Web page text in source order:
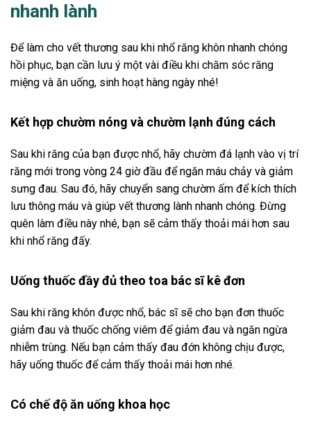
nhanh lành
Để làm cho vết thương sau khi nhổ răng khôn nhanh chóng
hồi phục, bạn cần lưu ý một vài điều khi chăm sóc răng
miệng và ăn uống, sinh hoạt hàng ngày nhé!
Kết hợp chườm nóng và chườm lạnh đúng cách
Sau khi răng của bạn được nhổ, hãy chườm đá lạnh vào vị trí
răng mới trong vòng 24 giờ đầu để ngăn máu chảy và giảm
sưng đau. Sau đó, hãy chuyển sang chườm ấm để kích thích
lưu thông máu và giúp vết thương lành nhanh chóng. Đừng
quên làm điều này nhé, bạn sẽ cảm thấy thoải mái hơn sau
khi nhổ răng đấy.
Uống thuốc đầy đủ theo toa bác sĩ kê đơn
Sau khi răng khôn được nhổ, bác sĩ sẽ cho bạn đơn thuốc
giảm đau và thuốc chống viêm để giảm đau và ngăn ngừa
nhiễm trùng. Nếu bạn cảm thấy đau đớn không chịu được,
hãy uống thuốc để cảm thấy thoải mái hơn nhé.
Có chế độ ăn uống khoa học